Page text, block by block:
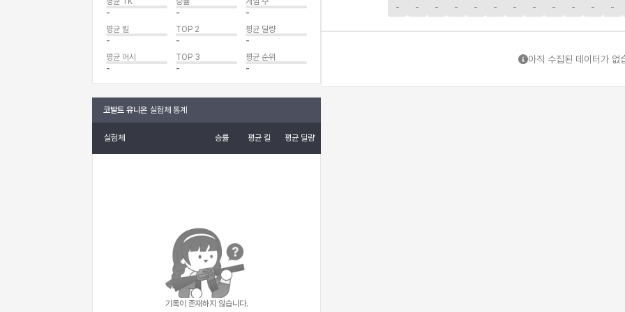
-
-
-
평균 킬
-
TOP 2
-
평균 딜량
-
평균 어시
-
TOP 3
-
평균 순위
-
코발트 유니온 실험체 통계
실험체 승률 평균 킬 평균 딜량
기록이 존재하지 않습니다.
- - - - - - - - - - - -
아직 수집된 데이터가 없